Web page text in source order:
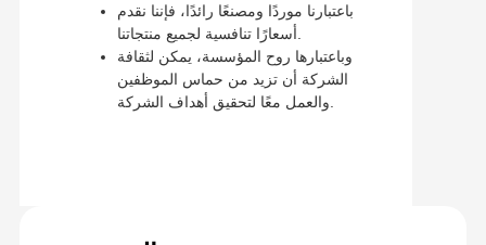
باعتبارنا موردًا ومصنعًا رائدًا، فإننا نقدم
وباعتبارها روح المؤسسة، يمكن لثقافة
الشركة أن تزيد من حماس الموظفين